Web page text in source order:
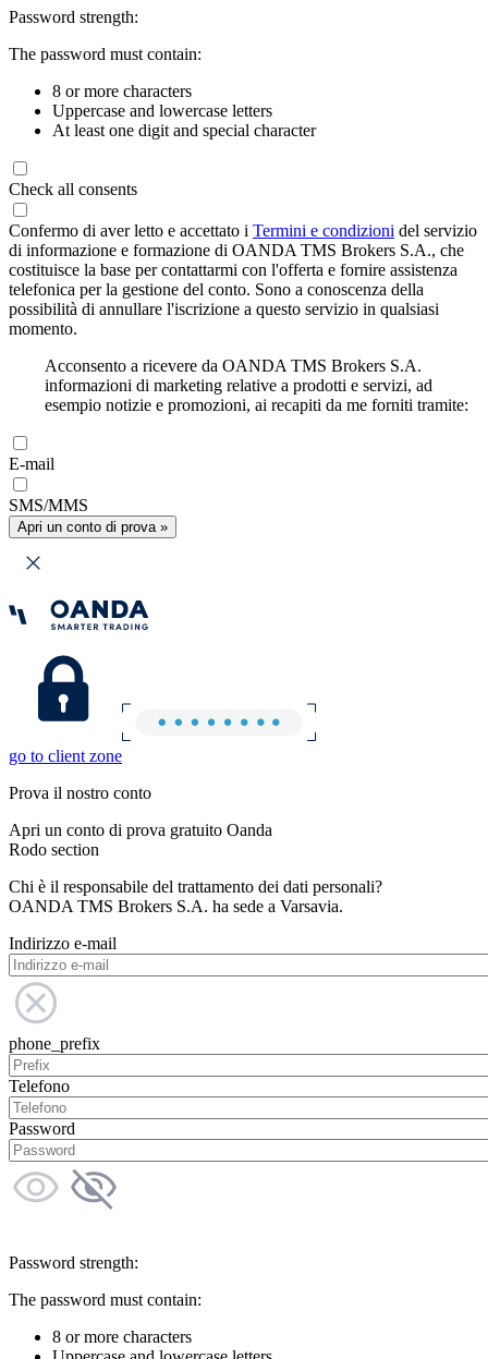
Password strength:
The password must contain:
8 or more characters
Uppercase and lowercase letters
At least one digit and special character
Check all consents
Confermo di aver letto e accettato i Termini e condizioni del servizio
di informazione e formazione di OANDA TMS Brokers S.A., che
costituisce la base per contattarmi con l'offerta e fornire assistenza
telefonica per la gestione del conto. Sono a conoscenza della
possibilità di annullare l'iscrizione a questo servizio in qualsiasi
momento.
Acconsento a ricevere da OANDA TMS Brokers S.A.
informazioni di marketing relative a prodotti e servizi, ad
esempio notizie e promozioni, ai recapiti da me forniti tramite:
E-mail
SMS/MMS
Apri un conto di prova »
go to client zone
Prova il nostro conto
Apri un conto di prova gratuito Oanda
Rodo section
Chi è il responsabile del trattamento dei dati personali?
OANDA TMS Brokers S.A. ha sede a Varsavia.
Indirizzo e-mail
phone_prefix
Telefono
Password
Password strength:
The password must contain:
8 or more characters